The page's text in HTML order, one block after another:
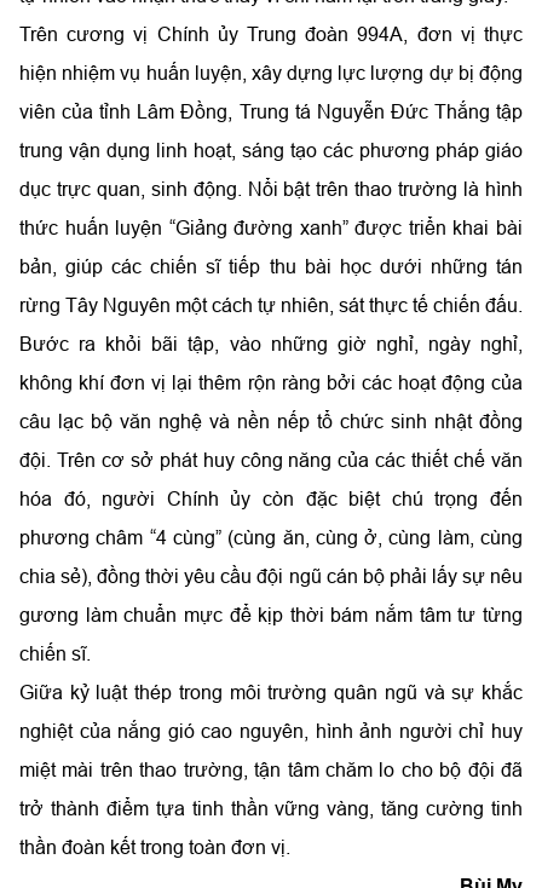
Trên cương vị Chính ủy Trung đoàn 994A, đơn vị thực
hiện nhiệm vụ huấn luyện, xây dựng lực lượng dự bị động
viên của tỉnh Lâm Đồng, Trung tá Nguyễn Đức Thắng tập
trung vận dụng linh hoạt, sáng tạo các phương pháp giáo
dục trực quan, sinh động. Nổi bật trên thao trường là hình
thức huấn luyện “Giảng đường xanh” được triển khai bài
bản, giúp các chiến sĩ tiếp thu bài học dưới những tán
rừng Tây Nguyên một cách tự nhiên, sát thực tế chiến đấu.
Bước ra khỏi bãi tập, vào những giờ nghỉ, ngày nghỉ,
không khí đơn vị lại thêm rộn ràng bởi các hoạt động của
câu lạc bộ văn nghệ và nền nếp tổ chức sinh nhật đồng
đội. Trên cơ sở phát huy công năng của các thiết chế văn
hóa đó, người Chính ủy còn đặc biệt chú trọng đến
phương châm “4 cùng” (cùng ăn, cùng ở, cùng làm, cùng
chia sẻ), đồng thời yêu cầu đội ngũ cán bộ phải lấy sự nêu
gương làm chuẩn mực để kịp thời bám nắm tâm tư từng
chiến sĩ.
Giữa kỷ luật thép trong môi trường quân ngũ và sự khắc
nghiệt của nắng gió cao nguyên, hình ảnh người chỉ huy
miệt mài trên thao trường, tận tâm chăm lo cho bộ đội đã
trở thành điểm tựa tinh thần vững vàng, tăng cường tinh
thần đoàn kết trong toàn đơn vị.